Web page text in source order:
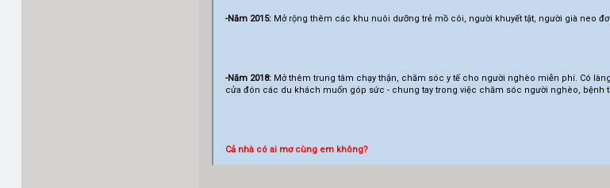
-Năm 2015: Mở rộng thêm các khu nuôi dưỡng trẻ mồ côi, người khuyết tật, người già neo
-Năm 2018: Mở thêm trung tâm chạy thận, chăm sóc y tế cho người nghèo miễn phí. Có
cửa đón các du khách muốn góp sức - chung tay trong việc chăm sóc người nghèo,
Cả nhà có ai mơ cùng em không?